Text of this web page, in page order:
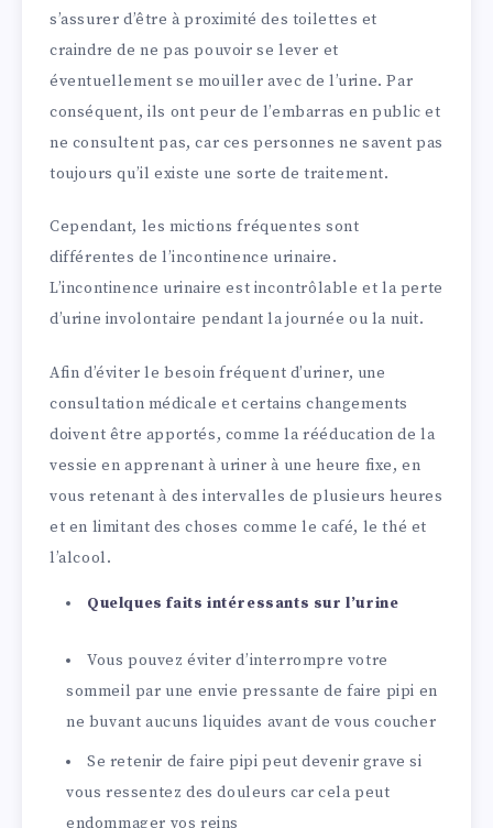
s’assurer d’être à proximité des toilettes et
craindre de ne pas pouvoir se lever et
éventuellement se mouiller avec de l’urine. Par
conséquent, ils ont peur de l’embarras en public et
ne consultent pas, car ces personnes ne savent pas
toujours qu’il existe une sorte de traitement.
Cependant, les mictions fréquentes sont
différentes de l’incontinence urinaire.
L’incontinence urinaire est incontrôlable et la perte
d’urine involontaire pendant la journée ou la nuit.
Afin d’éviter le besoin fréquent d’uriner, une
consultation médicale et certains changements
doivent être apportés, comme la rééducation de la
vessie en apprenant à uriner à une heure fixe, en
vous retenant à des intervalles de plusieurs heures
et en limitant des choses comme le café, le thé et
l’alcool.
Quelques faits intéressants sur l’urine
Vous pouvez éviter d’interrompre votre
sommeil par une envie pressante de faire pipi en
ne buvant aucuns liquides avant de vous coucher
Se retenir de faire pipi peut devenir grave si
vous ressentez des douleurs car cela peut
endommager vos reins